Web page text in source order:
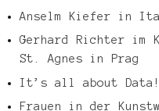
Anselm Kiefer in
Gerhard Richter im
St. Agnes in Prag
It’s all about Data!
Frauen in der